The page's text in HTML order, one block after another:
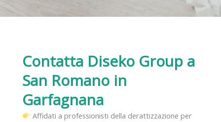
Contatta Diseko Group a
San Romano in
Garfagnana
Affidati a professionisti della derattizzazione per